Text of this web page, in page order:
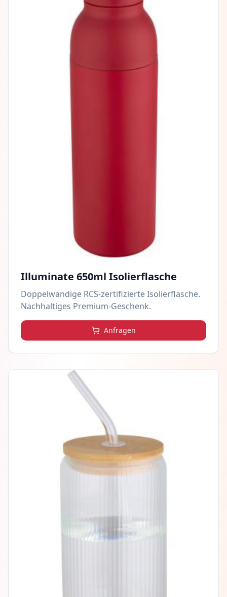
Illuminate 650ml Isolierflasche
Doppelwandige RCS-zertifizierte Isolierflasche.
Nachhaltiges Premium-Geschenk.
Anfragen